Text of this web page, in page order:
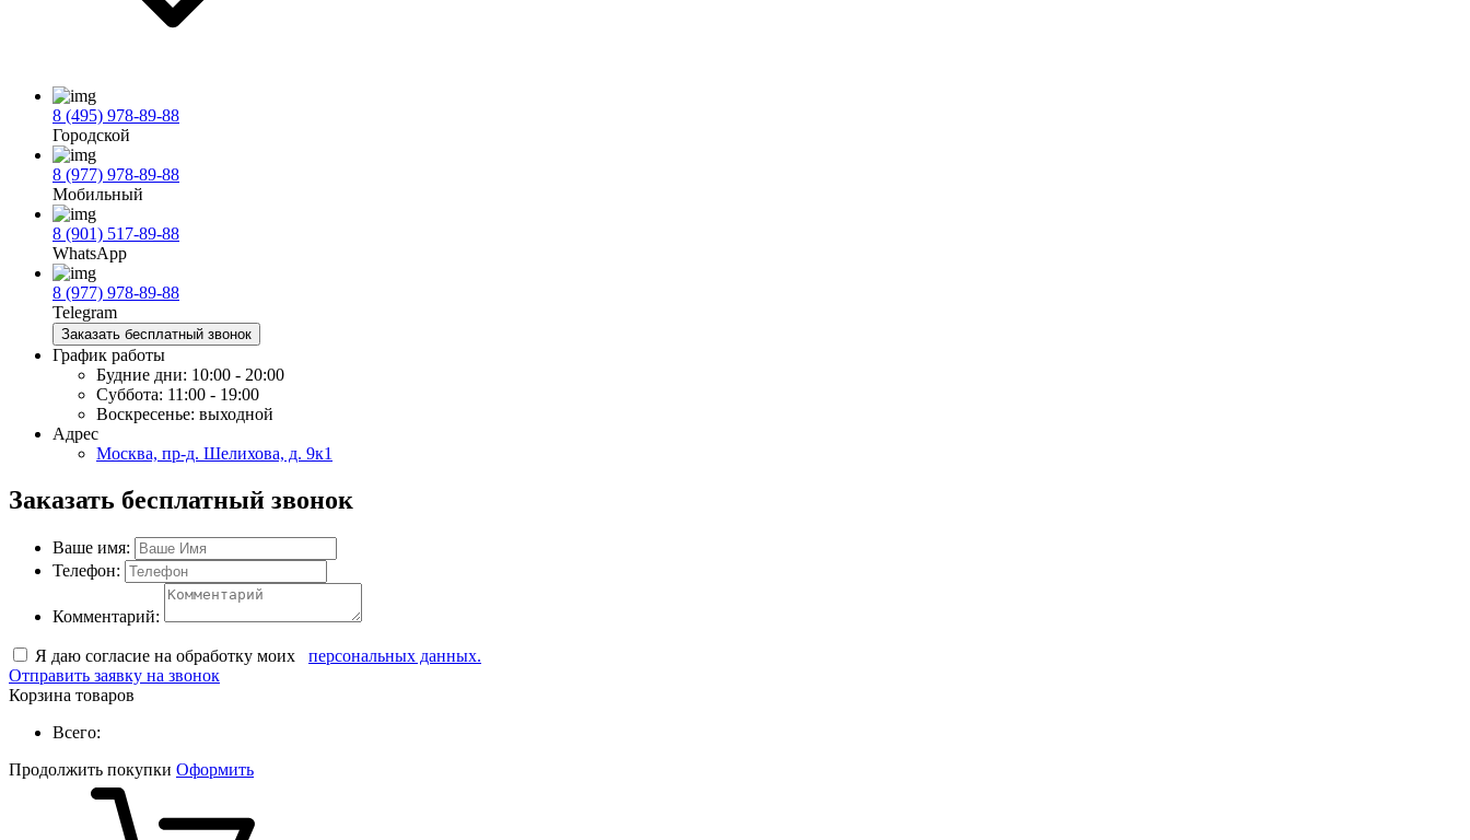
8 (495) 978-89-88
Городской
8 (977) 978-89-88
Мобильный
8 (901) 517-89-88
WhatsApp
8 (977) 978-89-88
Telegram
Заказать бесплатный звонок
График работы
Будние дни: 10:00 - 20:00
Суббота: 11:00 - 19:00
Воскресенье: выходной
Адрес
Москва, пр-д. Шелихова, д. 9к1
Заказать бесплатный звонок
Ваше имя:
Телефон:
Комментарий:
Я даю согласие на обработку моих
персональных данных.
Отправить заявку на звонок
Корзина товаров
Всего:
Продолжить покупки Оформить